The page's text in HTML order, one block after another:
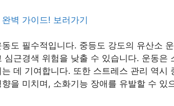
벽 가이드! 보러가기
도 필수적입니다. 중등도 강도의 유산소
심근경색 위험을 낮출 수 있습니다. 운동은
데 기여합니다. 또한 스트레스 관리 역시
을 미치며, 소화기능 장애를 유발할 수 있